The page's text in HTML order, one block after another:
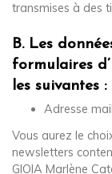
transmises à des
B. Les
formulaires
les suivantes :
Adresse mail
Vous aurez le
newsletters
GIOIA Marlène